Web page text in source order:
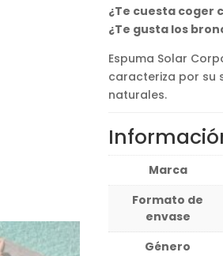
¿Te cuesta coger
¿Te gusta los
Espuma Solar
caracteriza por su
naturales.
Marca
Formato de
envase
Género